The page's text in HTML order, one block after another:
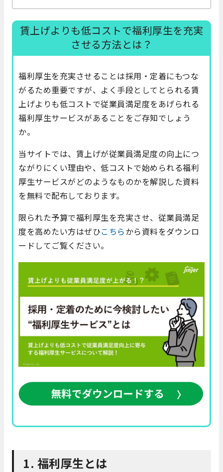
賃上げよりも低コストで福利厚生を充実
させる方法とは？
福利厚生を充実させることは採用・定着にもつな
がるため重要ですが、よく手段としてとられる賃
上げよりも低コストで従業員満足度をあげられる
福利厚生サービスがあることをご存知でしょう
か。
当サイトでは、賃上げが従業員満足度の向上につ
ながりにくい理由や、低コストで始められる福利
厚生サービスがどのようなものかを解説した資料
を無料で配布しております。
限られた予算で福利厚生を充実させ、従業員満足
度を高めたい方はぜひこちらから資料をダウンロ
ードしてご覧ください。
1. 福利厚生とは